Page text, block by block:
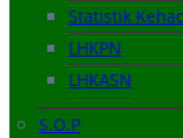
Statistik
LHKPN
LHKASN
S.O.P